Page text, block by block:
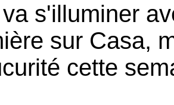
s'illuminer
sur Casa,
cette